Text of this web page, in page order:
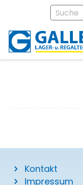
Kontakt
Impressum